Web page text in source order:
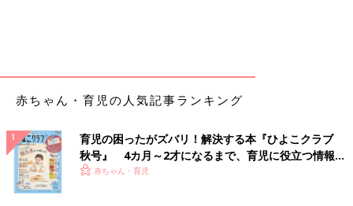
赤ちゃん・育児の人気記事ランキング
育児の困ったがズバリ！解決する本『ひよこクラブ
秋号』 4カ月～2才になるまで、育児に役立つ情報が
いっぱい！
赤ちゃん・育児